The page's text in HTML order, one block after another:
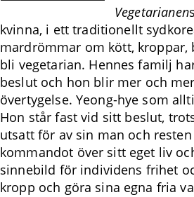
Vegetarianen
kvinna, i ett traditionellt
mardrömmar om kött,
bli vegetarian. Hennes familj
beslut och hon blir mer och
övertygelse. Yeong-hye som
Hon står fast vid sitt beslut,
utsatt för av sin man och
kommandot över sitt eget liv
sinnebild för individens frihet
kropp och göra sina egna fria